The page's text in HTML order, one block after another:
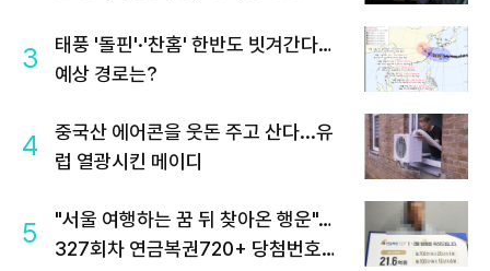
3
태풍 '돌핀'·'찬홈' 한반도 빗겨간다…
예상 경로는?
4
중국산 에어콘을 웃돈 주고 산다...유
럽 열광시킨 메이디
5
"서울 여행하는 꿈 뒤 찾아온 행운"…
327회차 연금복권720+ 당첨번호조